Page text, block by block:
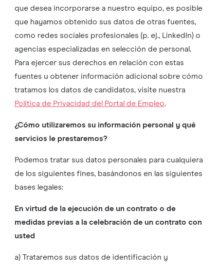
que desea incorporarse a nuestro equipo, es posible
que hayamos obtenido sus datos de otras fuentes,
como redes sociales profesionales (p. ej., LinkedIn) o
agencias especializadas en selección de personal.
Para ejercer sus derechos en relación con estas
fuentes u obtener información adicional sobre cómo
tratamos los datos de candidatos, visite nuestra
Política de Privacidad del Portal de Empleo.
¿Cómo utilizaremos su información personal y qué
servicios le prestaremos?
Podemos tratar sus datos personales para cualquiera
de los siguientes fines, basándonos en las siguientes
bases legales:
En virtud de la ejecución de un contrato o de
medidas previas a la celebración de un contrato con
usted
a) Trataremos sus datos de identificación y